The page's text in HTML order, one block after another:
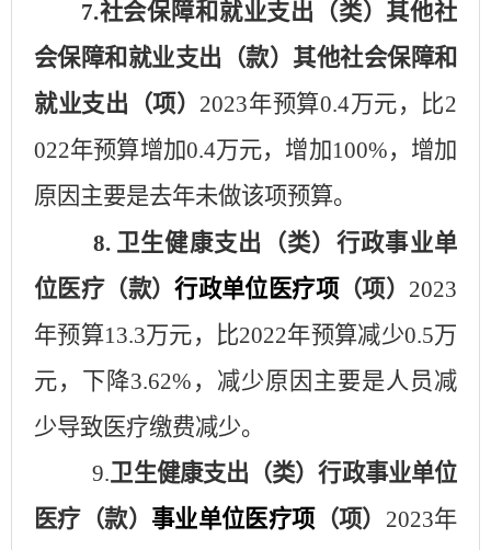
7.社会保障和就业支出（类） 其他社
会保障和就业支出 （款） 其他社会保障和
就业支出（项） 2023年预算0.4万元，比2
022年预算增加0.4万元， 增加100%， 增加
原因主要是去年未做该项预算。
8. 卫生健康支出（类） 行政事业单
位医疗（款）行政单位医疗项（项） 2023
年预算13.3万元，比2022年预算减少0.5万
元， 下降3.62%， 减少原因主要是人员减
少导致医疗缴费减少。
9.卫生健康支出（类）行政事业单位
医疗（款） 事业单位医疗项 （项） 2023年